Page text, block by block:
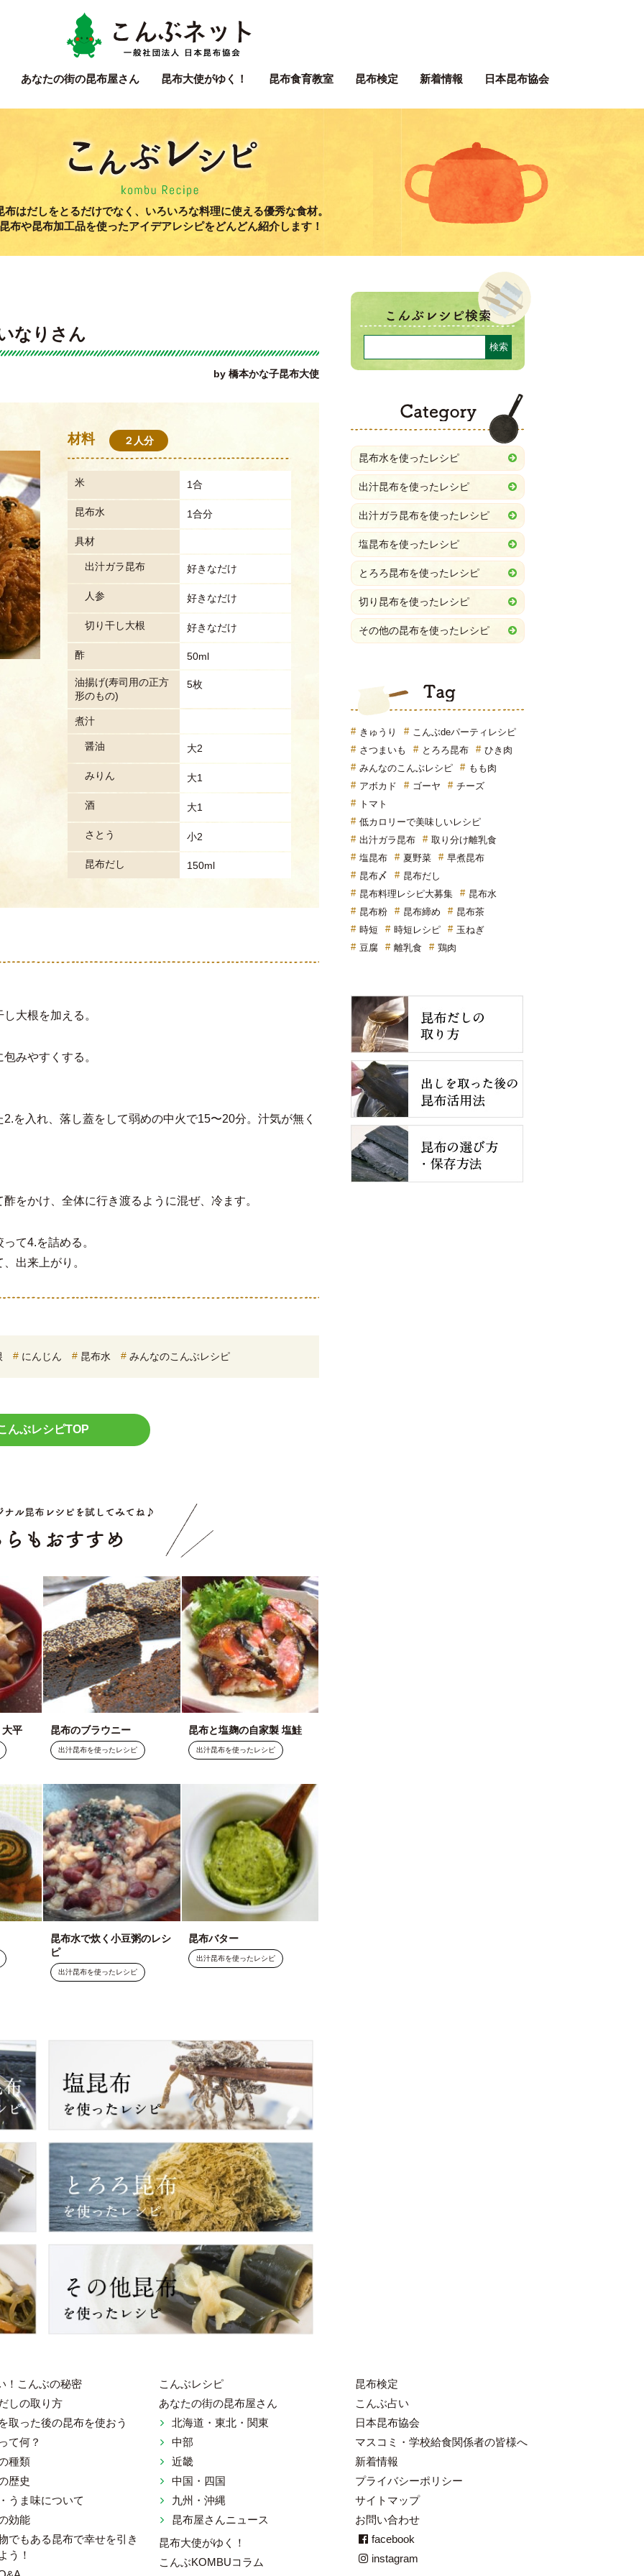
あなたの街の昆布屋さん 昆布大使がゆく！ 昆布食育教室 昆布検定 新着情報 日本昆布協会
こんぶレシピ
布はだしをとるだけでなく、いろいろな料理に使える優秀な食材。
昆布や昆布加工品を使ったアイデアレシピをどんどん紹介します！
なりさん
by 橋本かな子昆布大使
材料 ２人分
米 1合
昆布水 1合分
具材
出汁ガラ昆布 好きなだけ
人参 好きなだけ
切り干し大根 好きなだけ
酢 50ml
油揚げ(寿司用の正方
形のもの)
5枚
煮汁
醤油 大2
みりん 大1
酒 大1
さとう 小2
昆布だし 150ml
大根を加える。
みやすくする。
を入れ、落し蓋をして弱めの中火で15〜20分。汁気が無く
をかけ、全体に行き渡るように混ぜ、冷ます。
て4.を詰める。
出来上がり。
にんじん 昆布水 みんなのこんぶレシピ
んぶレシピTOP
平 昆布のブラウニー
出汁昆布を使ったレシピ
昆布と塩麹の自家製 塩鮭
出汁昆布を使ったレシピ
昆布水で炊く小豆粥のレシ
ピ
出汁昆布を使ったレシピ
昆布バター
出汁昆布を使ったレシピ
こんぶレシピ
昆布水を使ったレシピ
出汁昆布を使ったレシピ
出汁ガラ昆布を使ったレシピ
塩昆布を使ったレシピ
とろろ昆布を使ったレシピ
切り昆布を使ったレシピ
その他の昆布を使ったレシピ
きゅうり
こんぶdeパーティレシピ
さつまいも
とろろ昆布
ひき肉
みんなのこんぶレシピ
もも肉
アボカド
ゴーヤ
チーズ
トマト
低カロリーで美味しいレシピ
出汁ガラ昆布
取り分け離乳食
塩昆布
夏野菜
早煮昆布
昆布〆
昆布だし
昆布料理レシピ大募集
昆布水
昆布粉
昆布締め
昆布茶
時短
時短レシピ
玉ねぎ
豆腐
離乳食 鶏肉
！こんぶの秘密
しの取り方
取った後の昆布を使おう
て何？
種類
歴史
うま味について
効能
でもある昆布で幸せを引き
う！
こんぶレシピ
あなたの街の昆布屋さん
北海道・東北・関東
中部
近畿
中国・四国
九州・沖縄
昆布屋さんニュース
昆布大使がゆく！
こんぶKOMBUコラム
昆布検定
こんぶ占い
日本昆布協会
マスコミ・学校給食関係者の皆様へ
新着情報
プライバシーポリシー
サイトマップ
お問い合わせ
facebook
instagram
ト 一般社団法人 日本昆布協会